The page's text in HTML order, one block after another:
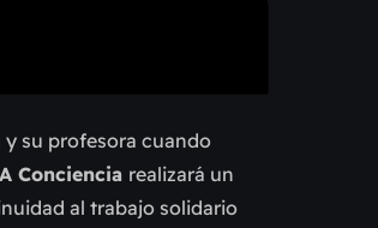
y su profesora cuando
Conciencia realizará un
al trabajo solidario